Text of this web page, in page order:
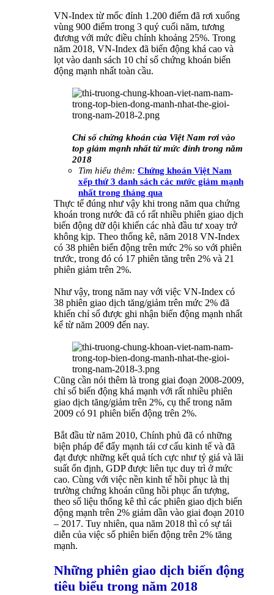
VN-Index từ mốc đỉnh 1.200 điểm đã rơi xuống
vùng 900 điểm trong 3 quý cuối năm, tương
đương với mức điều chỉnh khoảng 25%. Trong
năm 2018, VN-Index đã biến động khá cao và
lọt vào danh sách 10 chỉ số chứng khoán biến
động mạnh nhất toàn cầu.
Chỉ số chứng khoán của Việt Nam rơi vào
top giảm mạnh nhất từ mức đỉnh trong năm
2018
Tìm hiểu thêm: Chứng khoán Việt Nam
xếp thứ 3 danh sách các nước giảm mạnh
nhất trong tháng qua
Thực tế đúng như vậy khi trong năm qua chứng
khoán trong nước đã có rất nhiều phiên giao dịch
biến động dữ dội khiến các nhà đầu tư xoay trở
không kịp. Theo thống kê, năm 2018 VN-Index
có 38 phiên biến động trên mức 2% so với phiên
trước, trong đó có 17 phiên tăng trên 2% và 21
phiên giảm trên 2%.
Như vậy, trong năm nay với việc VN-Index có
38 phiên giao dịch tăng/giảm trên mức 2% đã
khiến chỉ số được ghi nhận biến động mạnh nhất
kể từ năm 2009 đến nay.
Cũng cần nói thêm là trong giai đoạn 2008-2009,
chỉ số biến động khá mạnh với rất nhiều phiên
giao dịch tăng/giảm trên 2%, cụ thể trong năm
2009 có 91 phiên biến động trên 2%.
Bắt đầu từ năm 2010, Chính phủ đã có những
biện pháp để đẩy mạnh tái cơ cấu kinh tế và đã
đạt được những kết quả tích cực như tỷ giá và lãi
suất ổn định, GDP được liên tục duy trì ở mức
cao. Cùng với việc nền kinh tế hồi phục là thị
trường chứng khoán cũng hồi phục ấn tượng,
theo số liệu thống kê thì các phiên giao dịch biến
động mạnh trên 2% giảm dần vào giai đoạn 2010
– 2017. Tuy nhiên, qua năm 2018 thì có sự tái
diễn của việc số phiên biến động trên 2% tăng
mạnh.
Những phiên giao dịch biến động
tiêu biểu trong năm 2018